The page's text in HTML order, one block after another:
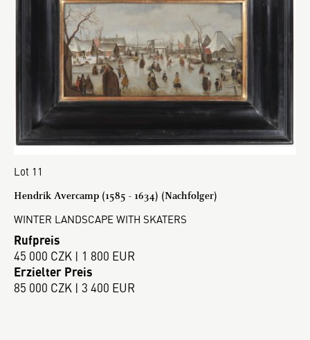
Lot 11
Hendrik Avercamp (1585 - 1634) (Nachfolger)
WINTER LANDSCAPE WITH SKATERS
Rufpreis
45 000 CZK | 1 800 EUR
Erzielter Preis
85 000 CZK | 3 400 EUR